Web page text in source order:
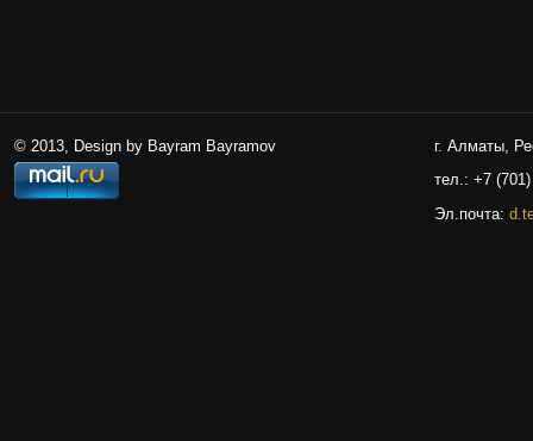
© 2013, Design by Bayram Bayramov
г. Алматы,
тел.: +7
Эл.почта: